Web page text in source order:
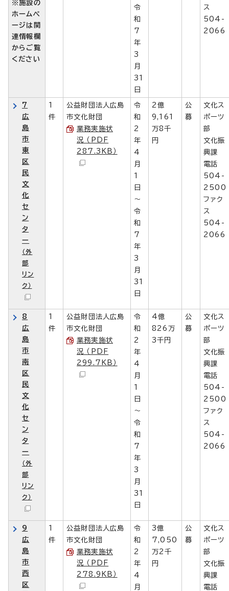
※施設の
ホームペ
ージは関
連情報欄
からご覧
ください
令
和
7
年
3
月
31
日
ス
504-
2066
7
広
島
市
東
区
民
文
化
セ
ン
タ
ー
（外
部
リン
ク）
1
件
公益財団法人広島
市文化財団
業務実施状
況 （PDF
287.3KB）
令
和
2
年
4
月
1
日
～
令
和
7
年
3
月
31
日
2億
9,161
万8千
円
公
募
文化ス
ポーツ
部
文化振
興課
電話
504-
2500
ファク
ス
504-
2066
8
広
島
市
南
区
民
文
化
セ
ン
タ
ー
（外
部
リン
ク）
1
件
公益財団法人広島
市文化財団
業務実施状
況 （PDF
299.7KB）
令
和
2
年
4
月
1
日
～
令
和
7
年
3
月
31
日
4億
826万
3千円
公
募
文化ス
ポーツ
部
文化振
興課
電話
504-
2500
ファク
ス
504-
2066
9
広
島
市
西
区
1
件
公益財団法人広島
市文化財団
業務実施状
況 （PDF
278.9KB）
令
和
2
年
4
月
3億
7,050
万2千
円
公
募
文化ス
ポーツ
部
文化振
興課
電話